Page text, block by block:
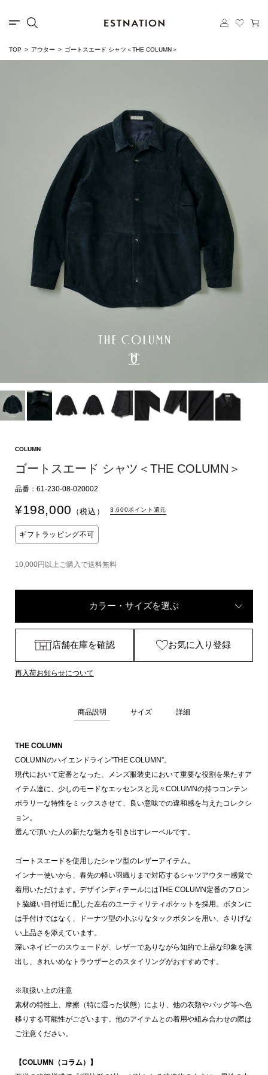
TOP アウター ゴートスエード シャツ＜THE COLUMN＞
COLUMN
ゴートスエード シャツ＜THE COLUMN＞
品番：61-230-08-020002
¥198,000 （税込） 3,600ポイント還元
ギフトラッピング不可
10,000円以上ご購入で送料無料
カラー・サイズを選ぶ
店舗在庫を確認 お気に入り登録
再入荷お知らせについて
商品説明 サイズ 詳細
THE COLUMN
COLUMNのハイエンドライン”THE COLUMN”。
現代において定番となった、メンズ服装史において重要な役割を果たすア
イテム達に、少しのモードなエッセンスと元々COLUMNの持つコンテン
ポラリーな特性をミックスさせて、良い意味での違和感を与えたコレクシ
ョン。
選んで頂いた人の新たな魅力を引き出すレーベルです。
ゴートスエードを使用したシャツ型のレザーアイテム。
インナー使いから、春先の軽い羽織りまで対応するシャツアウター感覚で
着用いただけます。デザインディテールにはTHE COLUMN定番のフロン
ト脇縫い目付近に配した左右のユーティリティポケットを採用。ボタンに
は手付けではなく、ドーナツ型の小ぶりなタックボタンを用い、さりげな
い上品さを添えています。
深いネイビーのスウェードが、レザーでありながら知的で上品な印象を演
出し、きれいめなトラウザーとのスタイリングがおすすめです。
※取扱い上の注意
素材の特性上、摩擦（特に湿った状態）により、他の衣類やバッグ等へ色
移りする可能性がございます。他のアイテムとの着用や組み合わせの際は
ご注意ください。
【COLUMN（コラム）】